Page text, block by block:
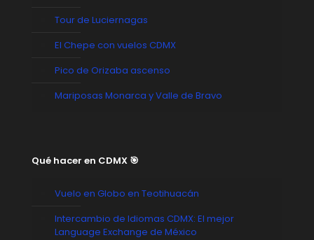
Tour de Luciernagas
El Chepe con vuelos CDMX
Pico de Orizaba ascenso
Mariposas Monarca y Valle de Bravo
Qué hacer en CDMX 🎯
Vuelo en Globo en Teotihuacán
Intercambio de Idiomas CDMX: El mejor
Language Exchange de México